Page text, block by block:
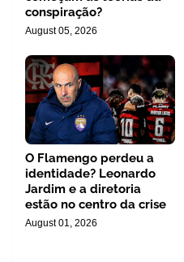
conspiração?
August 05, 2026
O Flamengo perdeu a
identidade? Leonardo
Jardim e a diretoria
estão no centro da crise
August 01, 2026